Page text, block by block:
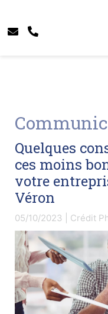
Quelques
ces moins
votre
Véron
05/10/2023 | Crédit